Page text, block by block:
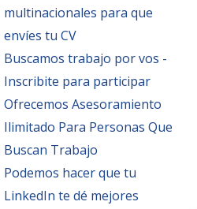
multinacionales para que
envíes tu CV
Buscamos trabajo por vos -
Inscribite para participar
Ofrecemos Asesoramiento
Ilimitado Para Personas Que
Buscan Trabajo
Podemos hacer que tu
LinkedIn te dé mejores